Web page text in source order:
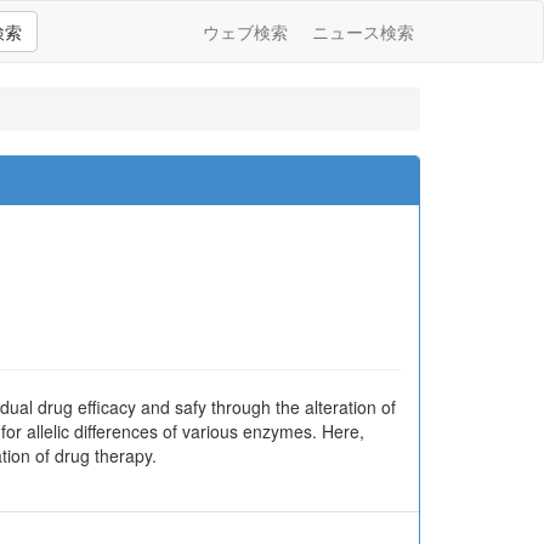
索 ウェブ検索 ニュース検索
drug efficacy and safy through the alteration of
allelic differences of various enzymes. Here,
of drug therapy.